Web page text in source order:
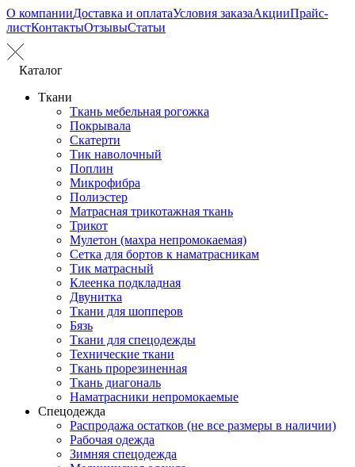
О компанииДоставка и оплатаУсловия заказаАкцииПрайс-
листКонтактыОтзывыСтатьи
Каталог
Ткани
Ткань мебельная рогожка
Покрывала
Скатерти
Тик наволочный
Поплин
Микрофибра
Полиэстер
Матрасная трикотажная ткань
Трикот
Мулетон (махра непромокаемая)
Сетка для бортов к наматрасникам
Тик матрасный
Клеенка подкладная
Двунитка
Ткани для шопперов
Бязь
Ткани для спецодежды
Технические ткани
Ткань прорезиненная
Ткань диагональ
Наматрасники непромокаемые
Спецодежда
Распродажа остатков (не все размеры в наличии)
Рабочая одежда
Зимняя спецодежда